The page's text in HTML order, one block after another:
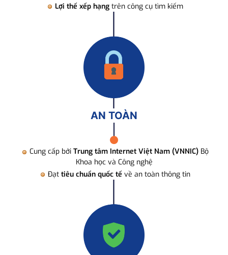
Lợi thế xếp hạng trên công cụ tìm kiếm
AN TOÀN
Cung cấp bởi Trung tâm Internet Việt Nam (VNNIC) Bộ
Khoa học và Công nghệ
Đạt tiêu chuẩn quốc tế về an toàn thông tin